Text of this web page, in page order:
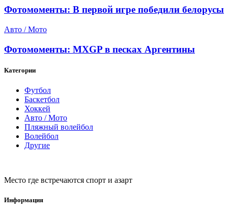
Фотомоменты: В первой игре победили белорусы
Авто / Мото
Фотомоменты: MXGP в песках Аргентины
Категории
Футбол
Баскетбол
Хоккей
Авто / Мото
Пляжный волейбол
Волейбол
Другие
Место где встречаются спорт и азарт
Информация